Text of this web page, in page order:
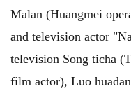
Malan (Huangmei
and television actor
television Song ticha
film actor), Luo